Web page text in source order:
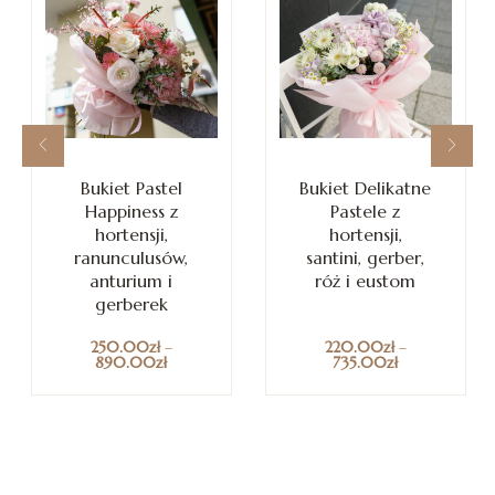
Bukiet Pastel
Happiness z
hortensji,
ranunculusów,
anturium i
gerberek
250.00zł–
890.00zł
Bukiet Delikatne
Pastele z
hortensji,
santini, gerber,
róż i eustom
220.00zł–
735.00zł